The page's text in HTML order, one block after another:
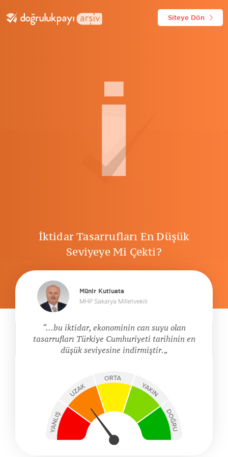
Siteye Dön
İ
İktidar Tasarrufları En Düşük
Seviyeye Mi Çekti?
Münir Kutluata
MHP Sakarya Milletvekili
...bu iktidar, ekonominin can suyu olan
tasarrufları Türkiye Cumhuriyeti tarihinin en
düşük seviyesine indirmiştir.